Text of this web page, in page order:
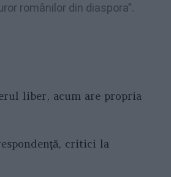
românilor din diaspora”.
liber, acum are propria
critici la